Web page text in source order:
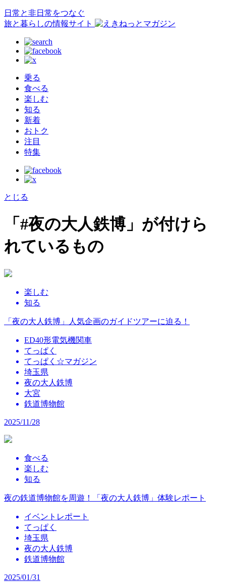
日常と非日常をつなぐ
旅と暮らしの情報サイト
乗る
食べる
楽しむ
知る
新着
おトク
注目
特集
とじる
「#夜の大人鉄博」が付けら
れているもの
楽しむ
知る
「夜の大人鉄博」人気企画のガイドツアーに迫る！
ED40形電気機関車
てっぱく
てっぱく☆マガジン
埼玉県
夜の大人鉄博
大宮
鉄道博物館
2025/11/28
食べる
楽しむ
知る
夜の鉄道博物館を周遊！「夜の大人鉄博」体験レポート
イベントレポート
てっぱく
埼玉県
夜の大人鉄博
鉄道博物館
2025/01/31